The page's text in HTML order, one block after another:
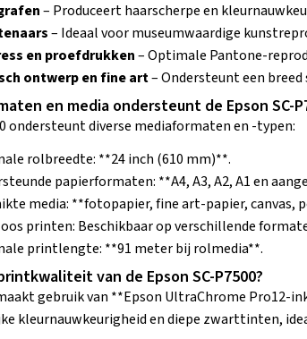
– Produceert haarscherpe en
– Ideaal voor museumwaardige
en proefdrukken– Optimale Pantone-
ontwerp en fine art– Ondersteunt een
en media ondersteunt de Epson SC-
ondersteunt diverse mediaformaten en -typen:
rolbreedte: **24 inch (610 mm)**.
papierformaten: **A4, A3, A2, A1 en
media: **fotopapier, fine art-papier, canvas,
printen: Beschikbaar op verschillende
printlengte: **91 meter bij rolmedia**.
van de Epson SC-P7500?
gebruik van **Epson UltraChrome Pro12-
kleurnauwkeurigheid en diepe zwarttinten,